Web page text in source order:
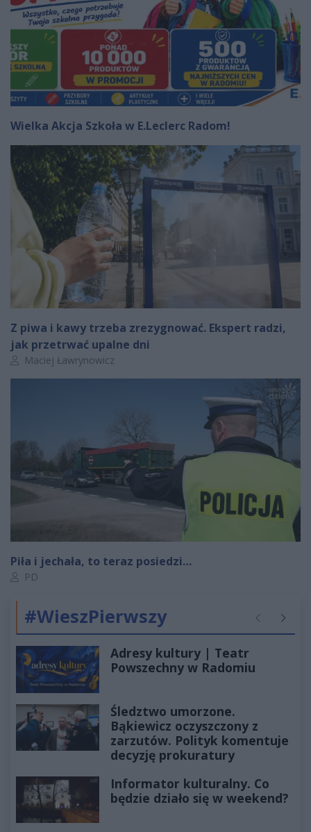
Wielka Akcja Szkoła w E.Leclerc Radom!
Z piwa i kawy trzeba zrezygnować. Ekspert radzi,
jak przetrwać upalne dni
Autor artykułu:
Maciej Ławrynowicz
Piła i jechała, to teraz posiedzi…
Autor artykułu:
PD
#WieszPierwszy Poprzednie
Adresy kultury | Teatr
Powszechny w Radomiu
Śledztwo umorzone.
Bąkiewicz oczyszczony z
zarzutów. Polityk komentuje
decyzję prokuratury
Informator kulturalny. Co
będzie działo się w weekend?